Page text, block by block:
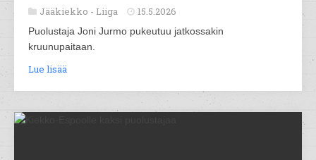
Jääkiekko - Liiga 15.5.2026
Puolustaja Joni Jurmo pukeutuu jatkossakin
kruunupaitaan.
Lue lisää